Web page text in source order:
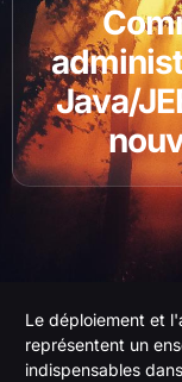
Java/
Le déploiement et
représentent un
indispensables